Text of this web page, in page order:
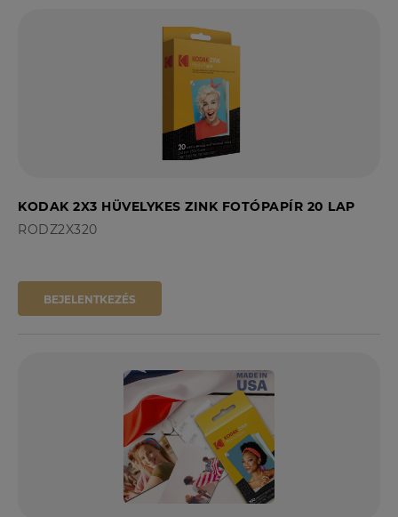
KODAK 2X3 HÜVELYKES ZINK FOTÓPAPÍR 20 LAP
RODZ2X320
BEJELENTKEZÉS